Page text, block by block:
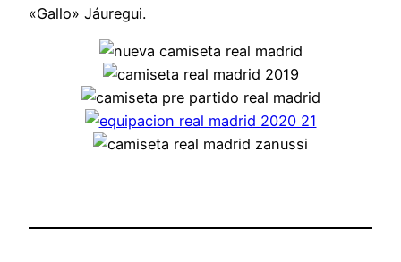
«Gallo» Jáuregui.